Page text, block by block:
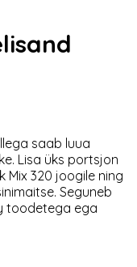
saab luua
Lisa üks portsjon
Mix 320 joogile ning
Seguneb
toodetega ega